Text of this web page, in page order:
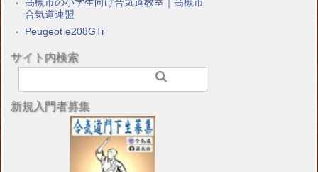
高槻市の小学生向け合気道教室｜高槻市
合気道連盟
Peugeot e208GTi
サイト内検索
新規入門者募集